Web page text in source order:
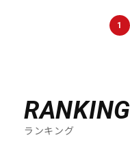
1
RANKING
ランキング